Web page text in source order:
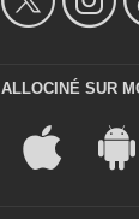
ALLOCINÉ SUR